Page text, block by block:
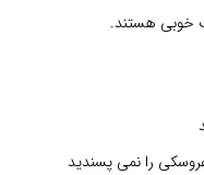
خوبی هستند.
را نمی پسندید